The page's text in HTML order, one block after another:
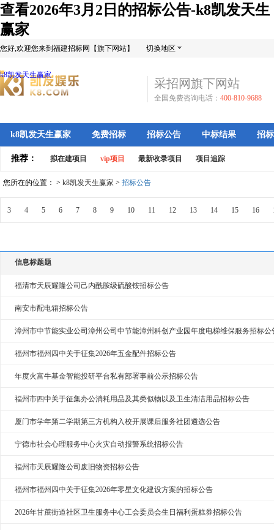
查看2026年3月2日的招标公告-k8凯发天生
赢家
您好,欢迎您来到福建招标网【旗下网站】 切换地区
k8凯发天生赢家
采招网旗下网站
全国免费咨询电话： 400-810-9688
k8凯发天生赢家 免费招标 招标公告 中标结果 招
推荐： 拟在建项目 vip项目 最新收录项目 项目追踪
您所在的位置： > k8凯发天生赢家 > 招标公告
3 4 5 6 7 8 9 10 11 12 13 14 15 16
信息标题题
福清市天辰耀隆公司己内酰胺级硫酸铵招标公告
南安市配电箱招标公告
漳州市中节能实业公司漳州公司中节能漳州科创产业园年度电梯维保服务招标公
福州市福州四中关于征集2026年五金配件招标公告
年度火富牛基金智能投研平台私有部署事前公示招标公告
福州市四中关于征集办公消耗用品及其类似物以及卫生清洁用品招标公告
厦门市学年第二学期第三方机构入校开展课后服务社团遴选公告
宁德市社会心理服务中心火灾自动报警系统招标公告
福州市天辰耀隆公司废旧物资招标公告
福州市福州四中关于征集2026年零星文化建设方案的招标公告
2026年甘蔗街道社区卫生服务中心工会委员会生日福利蛋糕券招标公告